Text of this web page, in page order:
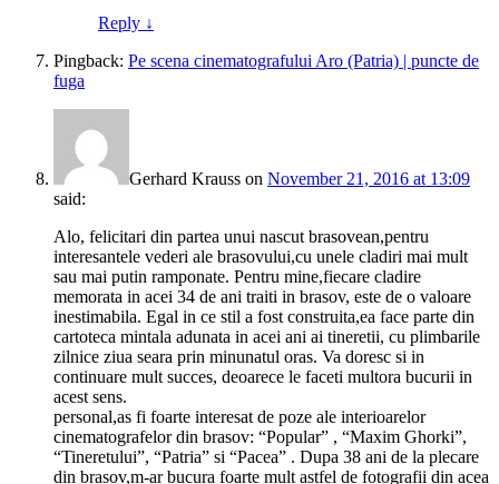
Reply ↓
Pingback: Pe scena cinematografului Aro (Patria) | puncte de
fuga
Gerhard Krauss on November 21, 2016 at 13:09
said:
Alo, felicitari din partea unui nascut brasovean,pentru
interesantele vederi ale brasovului,cu unele cladiri mai mult
sau mai putin ramponate. Pentru mine,fiecare cladire
memorata in acei 34 de ani traiti in brasov, este de o valoare
inestimabila. Egal in ce stil a fost construita,ea face parte din
cartoteca mintala adunata in acei ani ai tineretii, cu plimbarile
zilnice ziua seara prin minunatul oras. Va doresc si in
continuare mult succes, deoarece le faceti multora bucurii in
acest sens.
personal,as fi foarte interesat de poze ale interioarelor
cinematografelor din brasov: “Popular” , “Maxim Ghorki”,
“Tineretului”, “Patria” si “Pacea” . Dupa 38 ani de la plecare
din brasov,m-ar bucura foarte mult astfel de fotografii din acea